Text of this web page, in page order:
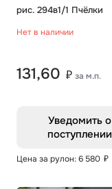
рис. 294в1/1 Пчёлки
Нет в наличии
131,60 ₽ за м.п.
Уведомить о
поступлении
Цена за рулон: 6 580 ₽